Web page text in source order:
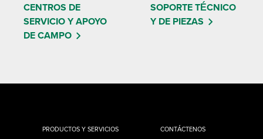
CENTROS DE
SERVICIO Y APOYO
DE CAMPO
SOPORTE TÉCNICO
Y DE PIEZAS
PRODUCTOS Y SERVICIOS
CONTÁCTENOS